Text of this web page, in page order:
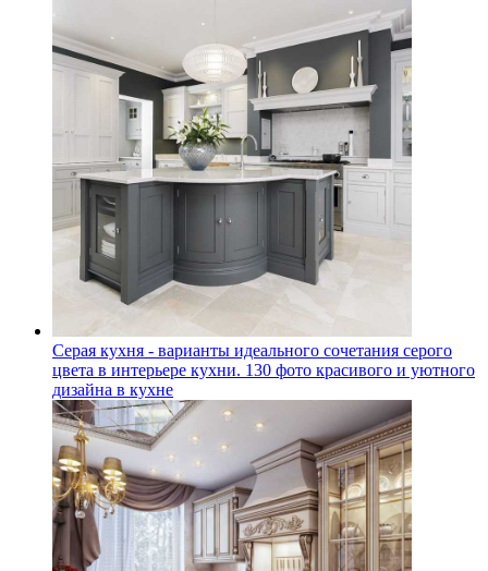
Серая кухня - варианты идеального сочетания серого
цвета в интерьере кухни. 130 фото красивого и уютного
дизайна в кухне